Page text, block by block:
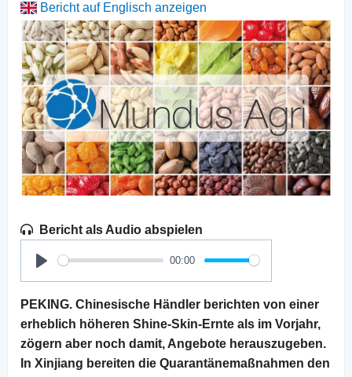
Bericht auf Englisch anzeigen
Bericht als Audio abspielen
Play
00:00
PEKING. Chinesische Händler berichten von einer
erheblich höheren Shine-Skin-Ernte als im Vorjahr,
zögern aber noch damit, Angebote herauszugeben.
In Xinjiang bereiten die Quarantänemaßnahmen den